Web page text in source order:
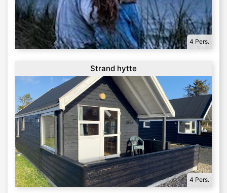
4 Pers.
Strand hytte
4 Pers.